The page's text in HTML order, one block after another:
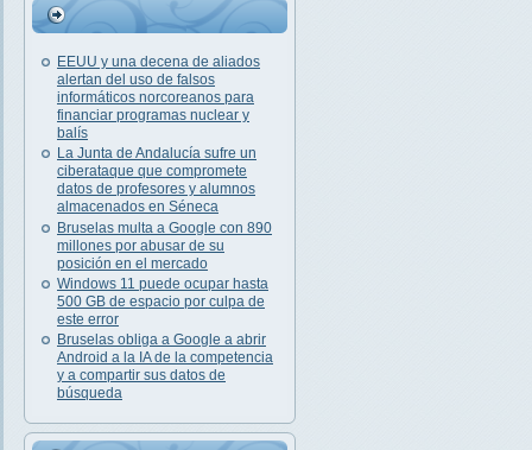
EEUU y una decena de aliados
alertan del uso de falsos
informáticos norcoreanos para
financiar programas nuclear y
balís
La Junta de Andalucía sufre un
ciberataque que compromete
datos de profesores y alumnos
almacenados en Séneca
Bruselas multa a Google con 890
millones por abusar de su
posición en el mercado
Windows 11 puede ocupar hasta
500 GB de espacio por culpa de
este error
Bruselas obliga a Google a abrir
Android a la IA de la competencia
y a compartir sus datos de
búsqueda